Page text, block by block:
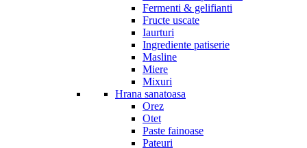
Fermenti & gelifianti
Fructe uscate
Iaurturi
Ingrediente patiserie
Masline
Miere
Mixuri
Hrana sanatoasa
Orez
Otet
Paste fainoase
Pateuri